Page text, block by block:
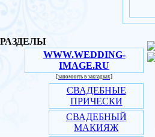
РАЗДЕЛЫ
WWW.WEDDING-
IMAGE.RU
[запомнить в закладках]
СВАДЕБНЫЕ
ПРИЧЕСКИ
СВАДЕБНЫЙ
МАКИЯЖ